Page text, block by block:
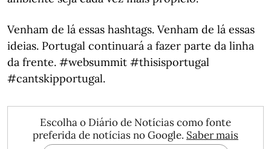
Venham de lá essas hashtags. Venham de lá essas
ideias. Portugal continuará a fazer parte da linha
da frente. #websummit #thisisportugal
#cantskipportugal.
Escolha o Diário de Notícias como fonte
preferida de notícias no Google. Saber mais